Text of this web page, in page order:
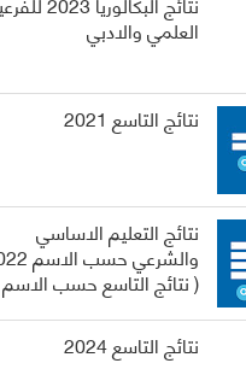
العلمي والادبي
نتائج التاسع 2021
نتائج التعليم الاساسي
والشرعي
( نتائج التاسع حسب
نتائج التاسع 2024